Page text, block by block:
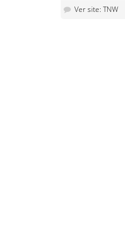
Ver site: TNW